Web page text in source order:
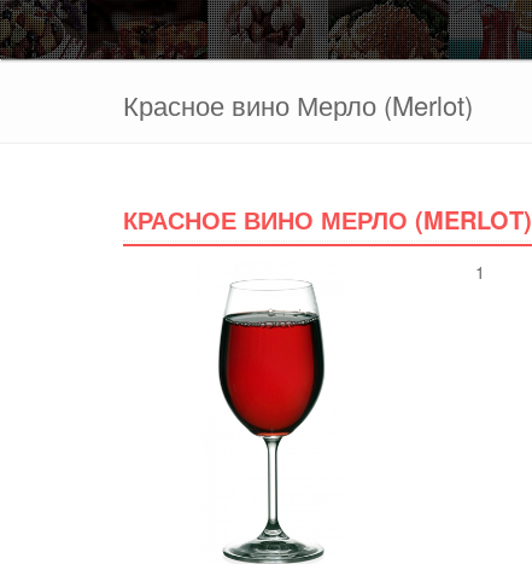
Красное вино Мерло (Merlot)
КРАСНОЕ ВИНО МЕРЛО (MERLOT)
1